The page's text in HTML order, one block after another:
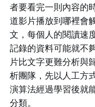
者要看完一則內容的
道影片播放到哪裡會
文，每個人的閱讀速
記錄的資料可能就不
片比文字更難分析與
析團隊，先以人工方
演算法經過學習後就
分類。